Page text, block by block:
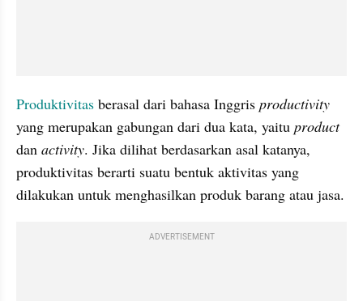
Produktivitas berasal dari bahasa Inggris productivity
yang merupakan gabungan dari dua kata, yaitu product
dan activity. Jika dilihat berdasarkan asal katanya,
produktivitas berarti suatu bentuk aktivitas yang
ADVERTISEMENT